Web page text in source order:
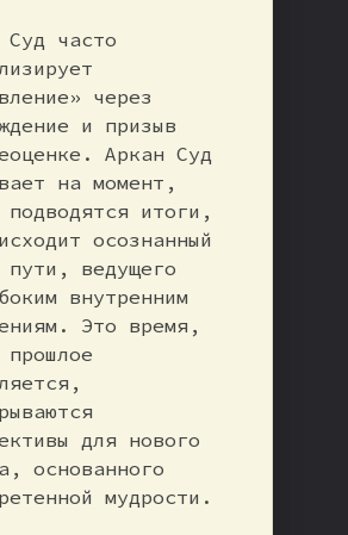
Суд часто
через
и призыв
Аркан Суд
на момент,
подводятся итоги,
осознанный
пути, ведущего
внутренним
Это время,
прошлое
для нового
основанного
мудрости.